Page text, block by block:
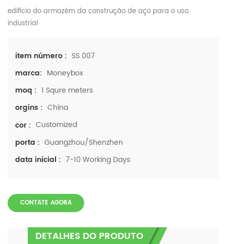
edifício do armazém da construção de aço para o uso
industrial
item número : SS 007
marca: Moneybox
moq : 1 Squre meters
orgins : China
cor : Customized
porta : Guangzhou/Shenzhen
data inicial : 7-10 Working Days
CONTATE AGORA
DETALHES DO PRODUTO